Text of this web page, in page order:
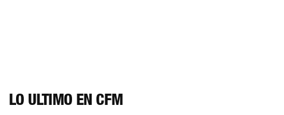
LO ÚLTIMO EN CFM